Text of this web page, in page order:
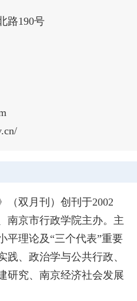
路190号
（双月刊）创刊于2002
南京市行政学院主办。主
平理论及“三个代表”重要
践、政治学与公共行政、
研究、南京经济社会发展